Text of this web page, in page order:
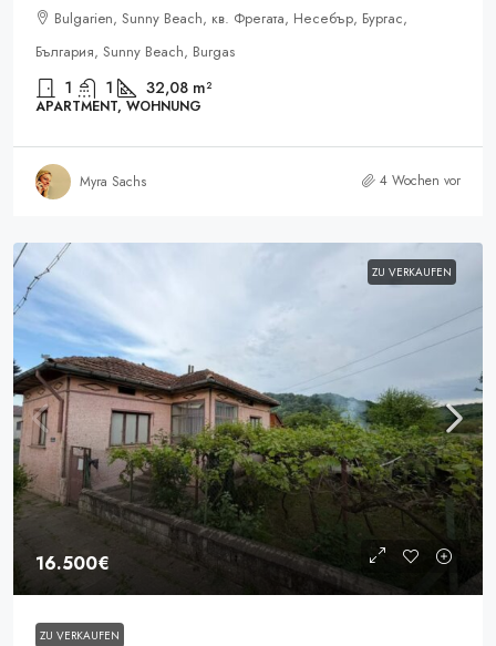
Bulgarien, Sunny Beach, кв. Фрегата, Несебър, Бургас,
България, Sunny Beach, Burgas
1 1 32,08 m²
APARTMENT, WOHNUNG
Myra Sachs 4 Wochen vor
ZU VERKAUFEN
16.500€
ZU VERKAUFEN